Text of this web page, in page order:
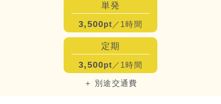
単発
3,500pt ／1時間
定期
3,500pt ／1時間
＋ 別途交通費